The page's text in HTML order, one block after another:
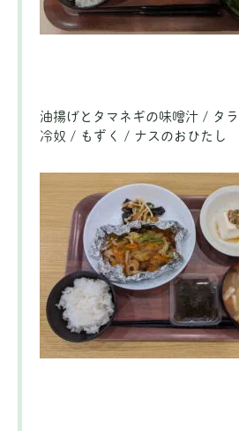
油揚げとタマネギの味噌汁 / タ
冷奴 / もずく / ナスのおひたし